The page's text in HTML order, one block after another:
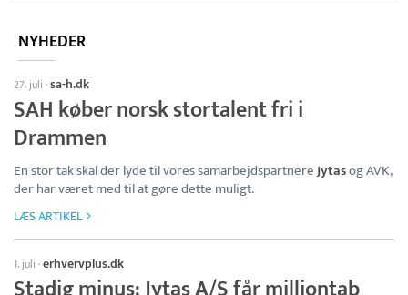
NYHEDER
27. juli ·sa-h.dk
SAH køber norsk stortalent fri i
Drammen
En stor tak skal der lyde til vores samarbejdspartnereJytasog AVK,
der har været med til at gøre dette muligt.
LÆS ARTIKEL
1. juli ·erhvervplus.dk